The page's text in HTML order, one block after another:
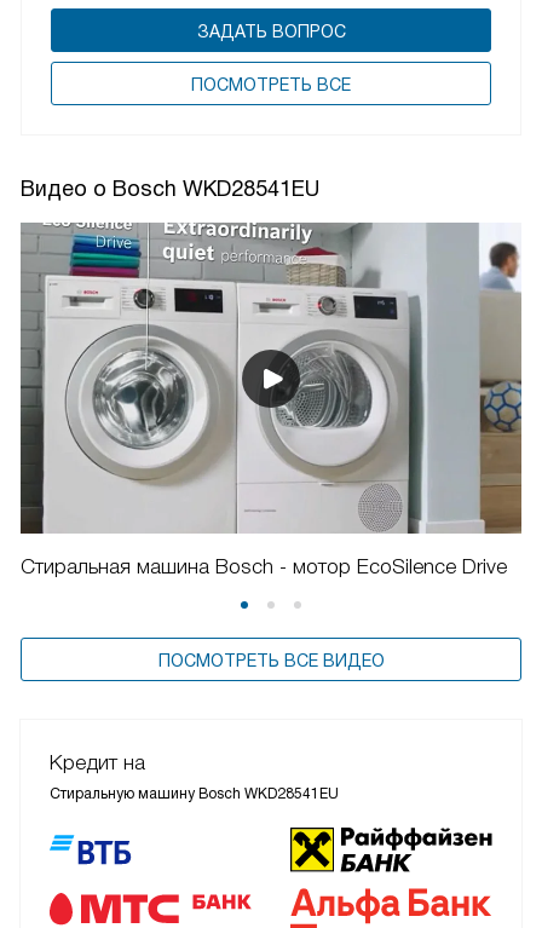
ЗАДАТЬ ВОПРОС
ПОCМОТРЕТЬ ВСЕ
Видео о Bosch WKD28541EU
Стиральная машина Bosch - мотор EcoSilence Drive
ПОСМОТРЕТЬ ВСЕ ВИДЕО
Кредит на
Стиральную машину Bosch WKD28541EU